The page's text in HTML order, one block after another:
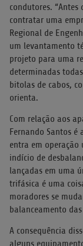
condutores. “Antes
contratar uma
Regional de
um levantamento
projeto para uma
determinadas
bitolas de cabos,
orienta.
Com relação aos
Fernando Santos
entra em operação
indício de
lançadas em uma
trifásica é uma
moradores se
balanceamento das
A consequência
alguns